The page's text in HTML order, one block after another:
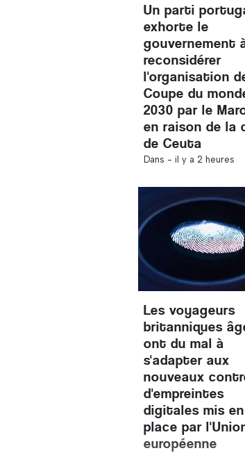
Un parti
exhorte le
gouvernement
reconsidérer
l'organisation
Coupe du
2030 par le
en raison de la
de Ceuta
Dans -il y a 2 heures
Les voyageurs
britanniques
ont du mal à
s'adapter aux
nouveaux
d'empreintes
digitales mis en
place par
européenne